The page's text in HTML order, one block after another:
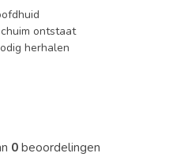
ontstaat
herhalen
0beoordelingen